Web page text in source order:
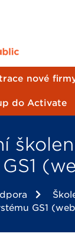
nové
do Activate
GS1